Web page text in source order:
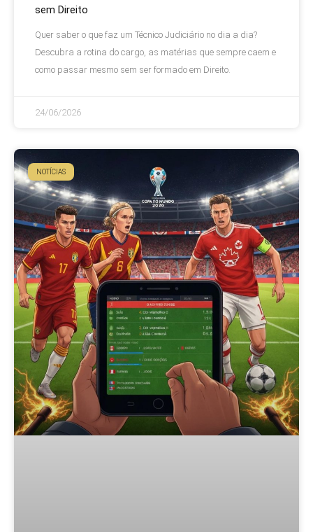
sem Direito
Quer saber o que faz um Técnico Judiciário no dia a dia?
Descubra a rotina do cargo, as matérias que sempre caem e
como passar mesmo sem ser formado em Direito.
24/06/2026
NOTÍCIAS